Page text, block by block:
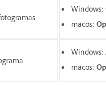
Windows:
macos:
Windows:
macos: O